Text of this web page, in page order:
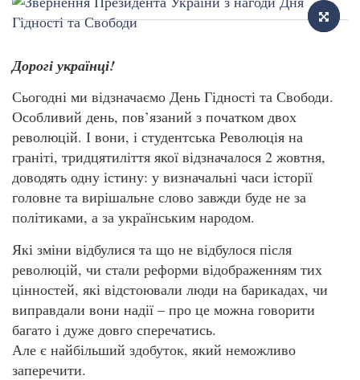
Дорогі українці!
Сьогодні ми відзначаємо День Гідності та Свободи.
Особливий день, пов’язаний з початком двох
революцій. І вони, і студентська Революція на
граніті, тридцятиліття якої відзначалося 2 жовтня,
доводять одну істину: у визначальні часи історії
головне та вирішальне слово завжди буде не за
політиками, а за українським народом.
Які зміни відбулися та що не відбулося після
революцій, чи стали реформи відображенням тих
цінностей, які відстоювали люди на барикадах, чи
виправдали вони надії – про це можна говорити
багато і дуже довго сперечатись.
Але є найбільший здобуток, який неможливо
заперечити.